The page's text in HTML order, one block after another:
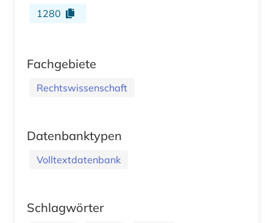
1280
Fachgebiete
Rechtswissenschaft
Datenbanktypen
Volltextdatenbank
Schlagwörter